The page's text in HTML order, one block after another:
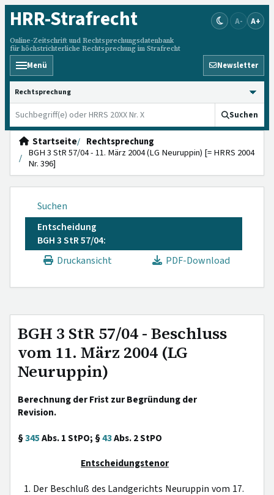
HRR-Strafrecht
Online-Zeitschrift und Rechtsprechungsdatenbank
für höchstrichterliche Rechtsprechung im Strafrecht
A- A+
Menü Newsletter
HRRS durchsuchen
Suchen
Startseite
Rechtsprechung
BGH 3 StR 57/04 - 11. März 2004 (LG Neuruppin) [= HRRS 2004
Nr. 396]
Suchen
Entscheidung
BGH 3 StR 57/04:
Druckansicht
PDF-Download
BGH 3 StR 57/04 - Beschluss
vom 11. März 2004 (LG
Neuruppin)
Berechnung der Frist zur Begründung der
Revision.
§345Abs. 1 StPO; §43Abs. 2 StPO
Entscheidungstenor
1. Der Beschluß des Landgerichts Neuruppin vom 17.